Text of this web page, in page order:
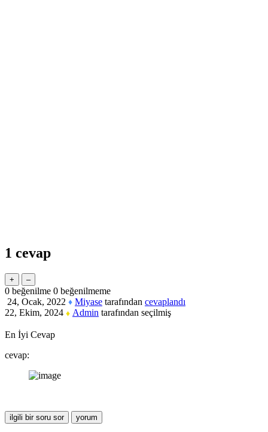
1 cevap
0 beğenilme 0 beğenilmeme
24, Ocak, 2022 ♦ Miyase tarafından cevaplandı
22, Ekim, 2024 ♦ Admin tarafından seçilmiş
En İyi Cevap
cevap: